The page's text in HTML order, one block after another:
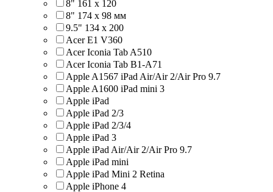
8" 161 х 120
8" 174 x 98 мм
9.5" 134 x 200
Acer E1 V360
Acer Iconia Tab A510
Acer Iconia Tab B1-A71
Apple A1567 iPad Air/Air 2/Air Pro 9.7
Apple A1600 iPad mini 3
Apple iPad
Apple iPad 2/3
Apple iPad 2/3/4
Apple iPad 3
Apple iPad Air/Air 2/Air Pro 9.7
Apple iPad mini
Apple iPad Mini 2 Retina
Apple iPhone 4